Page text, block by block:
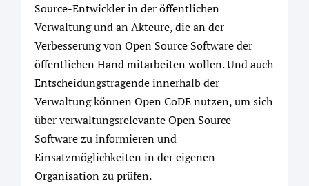
Source-Entwickler in der öffentlichen
Verwaltung und an Akteure, die an der
Verbesserung von Open Source Software der
öffentlichen Hand mitarbeiten wollen. Und auch
Entscheidungstragende innerhalb der
Verwaltung können Open CoDE nutzen, um sich
über verwaltungsrelevante Open Source
Software zu informieren und
Einsatzmöglichkeiten in der eigenen
Organisation zu prüfen.